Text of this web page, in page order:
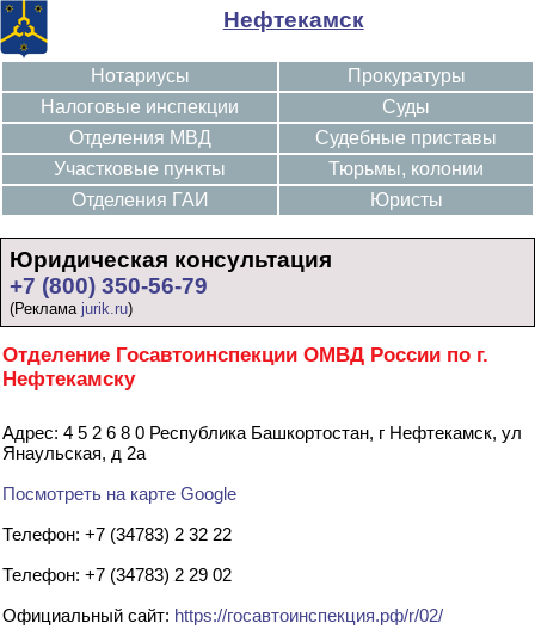
Нефтекамск
Нотариусы
Налоговые инспекции
Отделения МВД
Участковые пункты
Отделения ГАИ
Прокуратуры
Суды
Судебные приставы
Тюрьмы, колонии
Юристы
Юридическая консультация
+7 (800) 350-56-79
(Реклама jurik.ru)
Отделение Госавтоинспекции ОМВД России по г.
Нефтекамску
Адрес: 4 5 2 6 8 0 Республика Башкортостан, г Нефтекамск, ул
Янаульская, д 2а
Посмотреть на карте Google
Телефон: +7 (34783) 2 32 22
Телефон: +7 (34783) 2 29 02
Официальный сайт: https://госавтоинспекция.рф/r/02/